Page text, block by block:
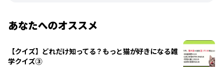
あなたへのオススメ
【クイズ】どれだけ知ってる？もっと猫が好きになる雑
学クイズ③